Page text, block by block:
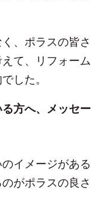
、ポラスの皆さ
て、リフォーム
した。
方へ、メッセー
イメージがある
がポラスの良さ